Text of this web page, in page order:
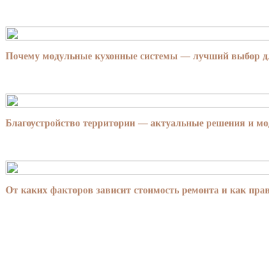
Почему модульные кухонные системы — лучший выбор
Благоустройство территории — актуальные решения и
От каких факторов зависит стоимость ремонта и как